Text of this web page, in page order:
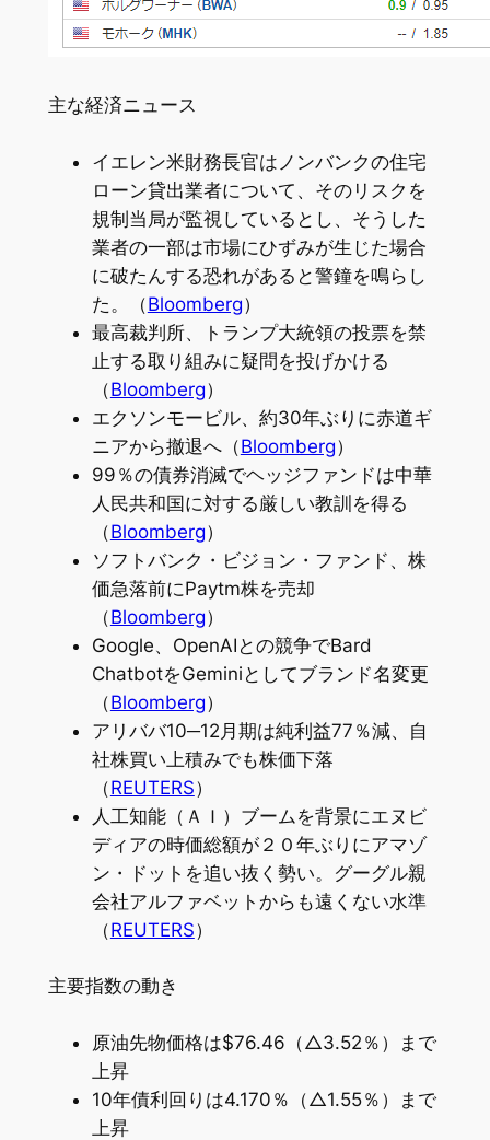
主な経済ニュース
イエレン米財務長官はノンバンクの住宅
ローン貸出業者について、そのリスクを
規制当局が監視しているとし、そうした
業者の一部は市場にひずみが生じた場合
に破たんする恐れがあると警鐘を鳴らし
た。（Bloomberg）
最高裁判所、トランプ大統領の投票を禁
止する取り組みに疑問を投げかける
（Bloomberg）
エクソンモービル、約30年ぶりに赤道ギ
ニアから撤退へ（Bloomberg）
99％の債券消滅でヘッジファンドは中華
人民共和国に対する厳しい教訓を得る
（Bloomberg）
ソフトバンク・ビジョン・ファンド、株
価急落前にPaytm株を売却
（Bloomberg）
Google、OpenAIとの競争でBard
ChatbotをGeminiとしてブランド名変更
（Bloomberg）
アリババ10─12月期は純利益77％減、自
社株買い上積みでも株価下落
（REUTERS）
人工知能（ＡＩ）ブームを背景にエヌビ
ディアの時価総額が２０年ぶりにアマゾ
ン・ドットを追い抜く勢い。グーグル親
会社アルファベットからも遠くない水準
（REUTERS）
主要指数の動き
原油先物価格は$76.46（△3.52％）まで
上昇
10年債利回りは4.170％（△1.55％）まで
上昇